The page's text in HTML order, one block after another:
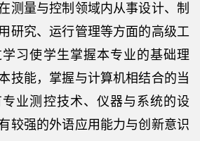
测量与控制领域内从事设计、制
研究、运行管理等方面的高级工
习使学生掌握本专业的基础理
技能，掌握与计算机相结合的当
业测控技术、仪器与系统的设
较强的外语应用能力与创新意识